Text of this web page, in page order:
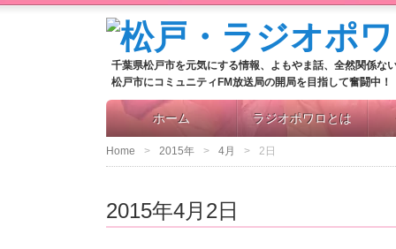
千葉県松戸市を元気にする情報、よもやま話、全然関係な
松戸市にコミュニティFM放送局の開局を目指して奮闘中！
ホーム ラジオポワロとは
Home 2015年 4月 2日
2015年4月2日